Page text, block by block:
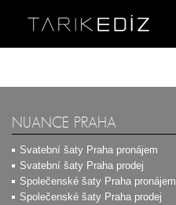
NUANCE PRAHA
Svatební šaty Praha pronájem
Svatební šaty Praha prodej
Společenské šaty Praha pronájem
Společenské šaty Praha prodej